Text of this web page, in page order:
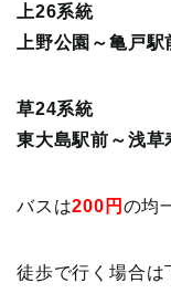
上26系統
上野公園～亀戸駅
草24系統
東大島駅前～浅草
バスは200円 の均
徒歩で行く場合は